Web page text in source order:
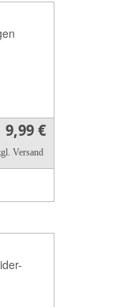
9,99 €
Versand